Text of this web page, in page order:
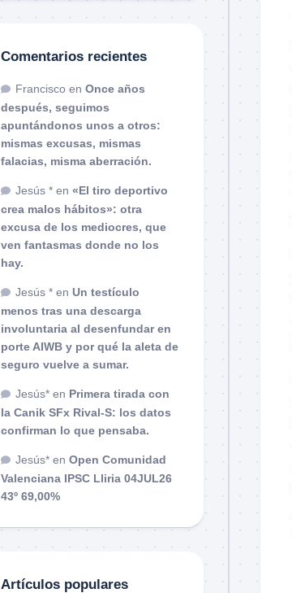
Comentarios recientes
Francisco en Once años
después, seguimos
apuntándonos unos a otros:
mismas excusas, mismas
falacias, misma aberración.
Jesús * en «El tiro deportivo
crea malos hábitos»: otra
excusa de los mediocres, que
ven fantasmas donde no los
hay.
Jesús * en Un testículo
menos tras una descarga
involuntaria al desenfundar en
porte AIWB y por qué la aleta de
seguro vuelve a sumar.
Jesús* en Primera tirada con
la Canik SFx Rival-S: los datos
confirman lo que pensaba.
Jesús* en Open Comunidad
Valenciana IPSC Lliria 04JUL26
43º 69,00%
Artículos populares